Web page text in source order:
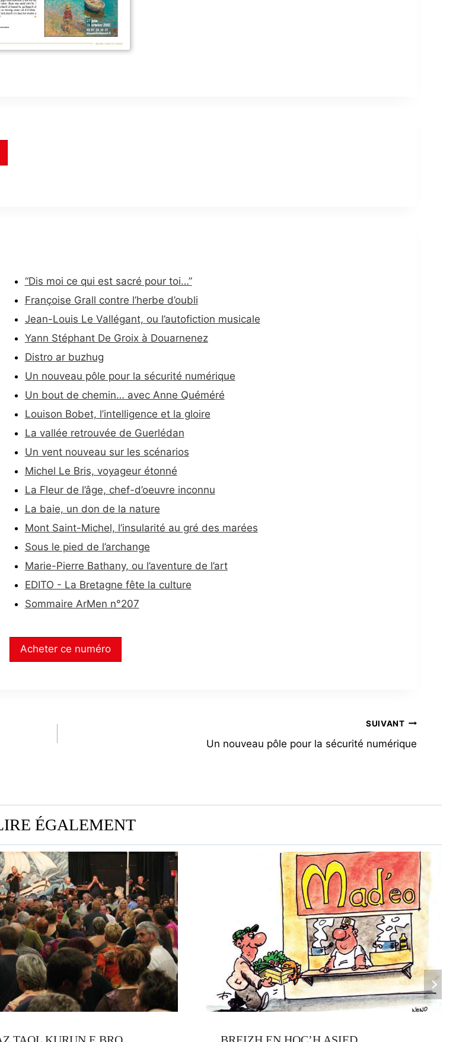
“Dis moi ce qui est sacré pour toi…”
Françoise Grall contre l’herbe d’oubli
Jean-Louis Le Vallégant, ou l’autofiction musicale
Yann Stéphant De Groix à Douarnenez
Distro ar buzhug
Un nouveau pôle pour la sécurité numérique
Un bout de chemin… avec Anne Quéméré
Louison Bobet, l’intelligence et la gloire
La vallée retrouvée de Guerlédan
Un vent nouveau sur les scénarios
Michel Le Bris, voyageur étonné
La Fleur de l’âge, chef-d’oeuvre inconnu
La baie, un don de la nature
Mont Saint-Michel, l’insularité au gré des marées
Sous le pied de l’archange
Marie-Pierre Bathany, ou l’aventure de l’art
EDITO - La Bretagne fête la culture
Sommaire ArMen n°207
Acheter ce numéro
SUIVANT
Un nouveau pôle pour la sécurité numérique
ÉGALEMENT